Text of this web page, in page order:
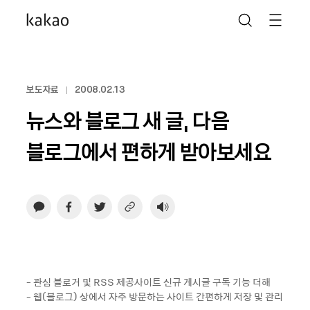
보도자료 2008.02.13
뉴스와 블로그 새 글, 다음
블로그에서 편하게 받아보세요
- 관심 블로거 및 RSS 제공사이트 신규 게시글 구독 기능 더해
- 웹(블로그) 상에서 자주 방문하는 사이트 간편하게 저장 및 관리